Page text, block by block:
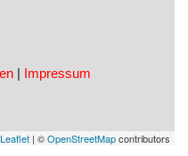
Leaflet | ©OpenStreetMapcontributors
| Impressum